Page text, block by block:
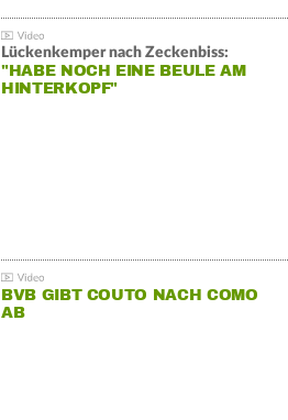
Lückenkemper nach Zeckenbiss:
"HABE NOCH EINE BEULE AM
HINTERKOPF"
BVB GIBT COUTO NACH COMO
AB